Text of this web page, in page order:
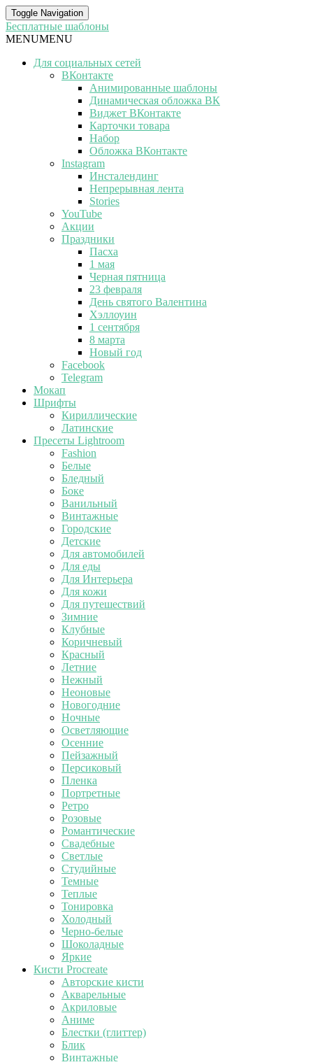
Toggle Navigation
Бесплатные шаблоны
MENUMENU
Для социальных сетей
ВКонтакте
Анимированные шаблоны
Динамическая обложка ВК
Виджет ВКонтакте
Карточки товара
Набор
Обложка ВКонтакте
Instagram
Инсталендинг
Непрерывная лента
Stories
YouTube
Акции
Праздники
Пасха
1 мая
Черная пятница
23 февраля
День святого Валентина
Хэллоуин
1 сентября
8 марта
Новый год
Facebook
Telegram
Мокап
Шрифты
Кириллические
Латинские
Пресеты Lightroom
Fashion
Белые
Бледный
Боке
Ванильный
Винтажные
Городские
Детские
Для автомобилей
Для еды
Для Интерьера
Для кожи
Для путешествий
Зимние
Клубные
Коричневый
Красный
Летние
Нежный
Неоновые
Новогодние
Ночные
Осветляющие
Осенние
Пейзажный
Персиковый
Пленка
Портретные
Ретро
Розовые
Романтические
Свадебные
Светлые
Студийные
Темные
Теплые
Тонировка
Холодный
Черно-белые
Шоколадные
Яркие
Кисти Procreate
Авторские кисти
Акварельные
Акриловые
Аниме
Блестки (глиттер)
Блик
Винтажные